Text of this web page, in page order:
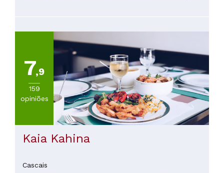
locais, e o restaurante parece ser bem popular e
movimentado!
7,9
159
opiniões
Kaia Kahina
Cascais